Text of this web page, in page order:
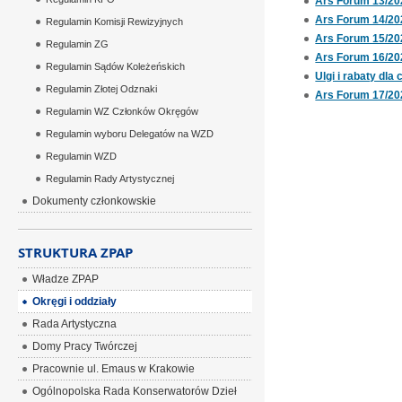
Ars Forum 14/
Ars Forum 15/
Ars Forum 16/
Ulgi i rabaty dla
Ars Forum 17/
Regulamin Komisji Rewizyjnych
Regulamin ZG
Regulamin Sądów Koleżeńskich
Regulamin Złotej Odznaki
Regulamin WZ Członków Okręgów
Regulamin wyboru Delegatów na WZD
Regulamin WZD
Regulamin Rady Artystycznej
Dokumenty członkowskie
STRUKTURA ZPAP
Władze ZPAP
Okręgi i oddziały
Rada Artystyczna
Domy Pracy Twórczej
Pracownie ul. Emaus w Krakowie
Ogólnopolska Rada Konserwatorów Dzieł